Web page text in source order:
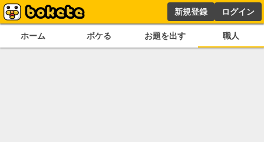
新規登録 ログイン
ホーム ボケる お題を出す 職人